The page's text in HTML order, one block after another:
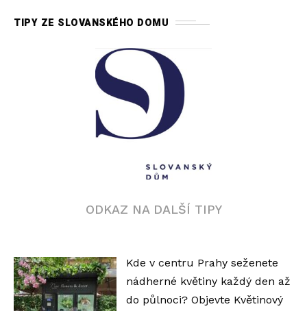
TIPY ZE SLOVANSKÉHO DOMU
ODKAZ NA DALŠÍ TIPY
Kde v centru Prahy seženete
nádherné květiny každý den až
do půlnoci? Objevte Květinový